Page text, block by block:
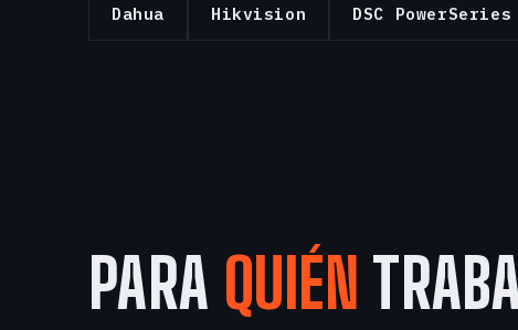
Dahua Hikvision DSC PowerSeries
PARA QUIÉN